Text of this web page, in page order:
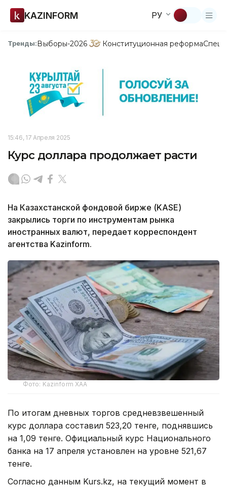
KAZINFORM РУ
Тренды:Выборы-2026 Конституционная реформа
15:46, 17 Апреля 2025
Курс доллара продолжает расти
На Казахстанской фондовой бирже (KASE)
закрылись торги по инструментам рынка
иностранных валют, передает корреспондент
агентства Kazinform.
Фото: Kazinform ХАА
По итогам дневных торгов средневзвешенный
курс доллара составил 523,20 тенге, поднявшись
на 1,09 тенге. Официальный курс Национального
банка на 17 апреля установлен на уровне 521,67
тенге.
Согласно данным Kurs.kz, на текущий момент в